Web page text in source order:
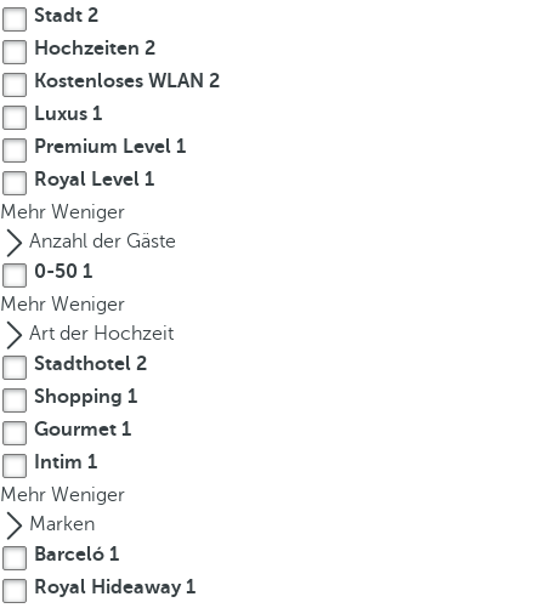
Stadt 2
Hochzeiten 2
Kostenloses WLAN 2
Luxus 1
Premium Level 1
Royal Level 1
Mehr Weniger
Anzahl der Gäste
0-50 1
Mehr Weniger
Art der Hochzeit
Stadthotel 2
Shopping 1
Gourmet 1
Intim 1
Mehr Weniger
Marken
Barceló 1
Royal Hideaway1